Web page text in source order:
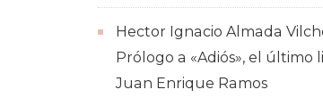
Hector Ignacio Almada
Prólogo a «Adiós», el último
Juan Enrique Ramos